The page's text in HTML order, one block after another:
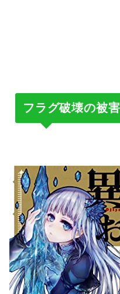
フラグ破壊の被